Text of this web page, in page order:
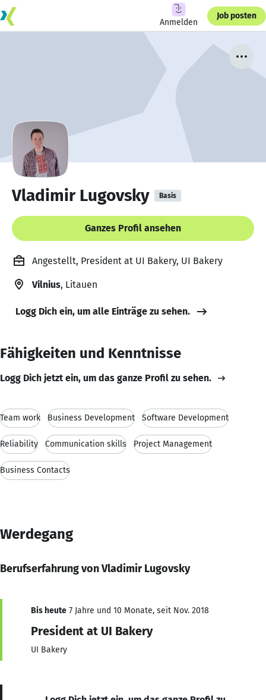
Anmelden
Job posten
Vladimir Lugovsky Basis
Ganzes Profil ansehen
Angestellt, President at UI Bakery, UI Bakery
Vilnius, Litauen
Logg Dich ein, um alle Einträge zu sehen.
Fähigkeiten und Kenntnisse
Logg Dich jetzt ein, um das ganze Profil zu sehen.
Team work Business Development Software Development
Reliability Communication skills Project Management
Business Contacts
Werdegang
Berufserfahrung von Vladimir Lugovsky
Bis heute 7 Jahre und 10 Monate, seit Nov. 2018
President at UI Bakery
UI Bakery